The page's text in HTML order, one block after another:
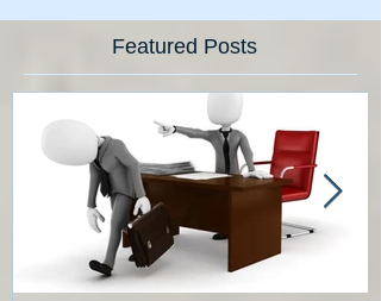
Featured Posts